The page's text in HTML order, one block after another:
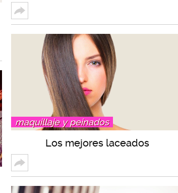
maquillaje y peinados
Los mejores laceados